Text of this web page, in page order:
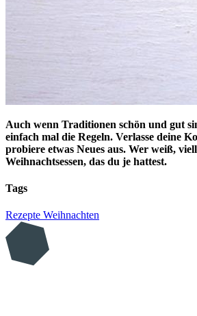
Auch wenn Traditionen schön und gut
einfach mal die Regeln. Verlasse deine
probiere etwas Neues aus. Wer weiß,
Weihnachtsessen, das du je hattest.
Tags
Rezepte Weihnachten